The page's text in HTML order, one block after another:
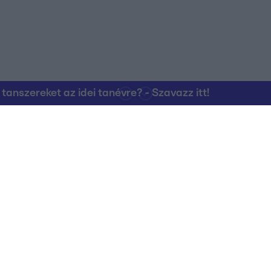
az idei tanévre? - Szavazz itt!